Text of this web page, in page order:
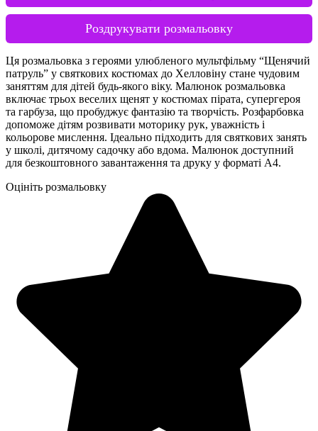
Роздрукувати розмальовку
Ця розмальовка з героями улюбленого мультфільму “Щенячий
патруль” у святкових костюмах до Хелловіну стане чудовим
заняттям для дітей будь-якого віку. Малюнок розмальовка
включає трьох веселих щенят у костюмах пірата, супергероя
та гарбуза, що пробуджує фантазію та творчість. Розфарбовка
допоможе дітям розвивати моторику рук, уважність і
кольорове мислення. Ідеально підходить для святкових занять
у школі, дитячому садочку або вдома. Малюнок доступний
для безкоштовного завантаження та друку у форматі А4.
Оцініть розмальовку